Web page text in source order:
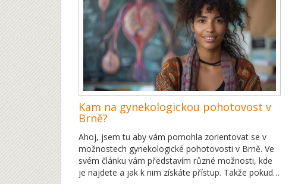
Kam na gynekologickou pohotovost v
Brně?
Ahoj, jsem tu aby vám pomohla zorientovat se v
možnostech gynekologické pohotovosti v Brně. Ve
svém článku vám představím různé možnosti, kde
je najdete a jak k nim získáte přístup. Takže pokud